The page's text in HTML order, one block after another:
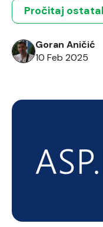
stavlja pod lupu
korporacija i
bi mogao imati
Deno-a,
Pročitaj
Goran Aničić
10 Feb 2025